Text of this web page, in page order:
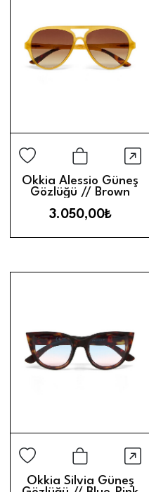
Sepete
Okkia Alessio Güneş
Gözlüğü // Brown
3.050,00₺
Sepete
Okkia Silvia Güneş